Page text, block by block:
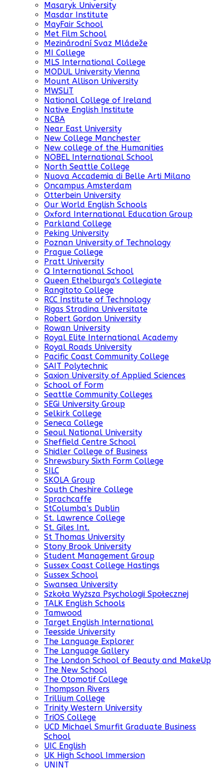
Masaryk University
Masdar Institute
MayFair School
Met Film School
Mezinárodní Svaz Mládeže
MI College
MLS International College
MODUL University Vienna
Mount Allison University
MWSLiT
National College of Ireland
Native English Institute
NCBA
Near East University
New College Manchester
New college of the Humanities
NOBEL International School
North Seattle College
Nuova Accademia di Belle Arti Milano
Oncampus Amsterdam
Otterbein University
Our World English Schools
Oxford International Education Group
Parkland College
Peking University
Poznan University of Technology
Prague College
Pratt University
Q International School
Queen Ethelburga's Collegiate
Rangitoto College
RCC Institute of Technology
Rigas Stradina Universitate
Robert Gordon University
Rowan University
Royal Elite International Academy
Royal Roads University
Pacific Coast Community College
SAIT Polytechnic
Saxion University of Applied Sciences
School of Form
Seattle Community Colleges
SEGi University Group
Selkirk College
Seneca College
Seoul National University
Sheffield Centre School
Shidler College of Business
Shrewsbury Sixth Form College
SILC
SKOLA Group
South Cheshire College
Sprachcaffe
StColumba’s Dublin
St. Lawrence College
St. Giles Int.
St Thomas University
Stony Brook University
Student Management Group
Sussex Coast College Hastings
Sussex School
Swansea University
Szkoła Wyższa Psychologii Społecznej
TALK English Schools
Tamwood
Target English International
Teesside University
The Language Explorer
The Language Gallery
The London School of Beauty and MakeUp
The New School
The Otomotif College
Thompson Rivers
Trillium College
Trinity Western University
TriOS College
UCD Michael Smurfit Graduate Business
School
UIC English
UK High School Immersion
UNINT